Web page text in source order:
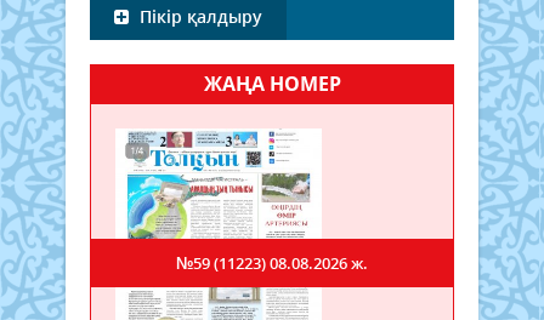
Пікір қалдыру
ЖАҢА НОМЕР
№59 (11223)08.08.2026 ж.